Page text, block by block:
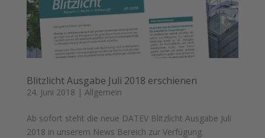
Blitzlicht Ausgabe Juli 2018 erschienen
24. Juni 2018 | Allgemein
Ab sofort steht die neue DATEV Blitzlicht Ausgabe Juli
2018 in unserem News Bereich zur Verfügung.